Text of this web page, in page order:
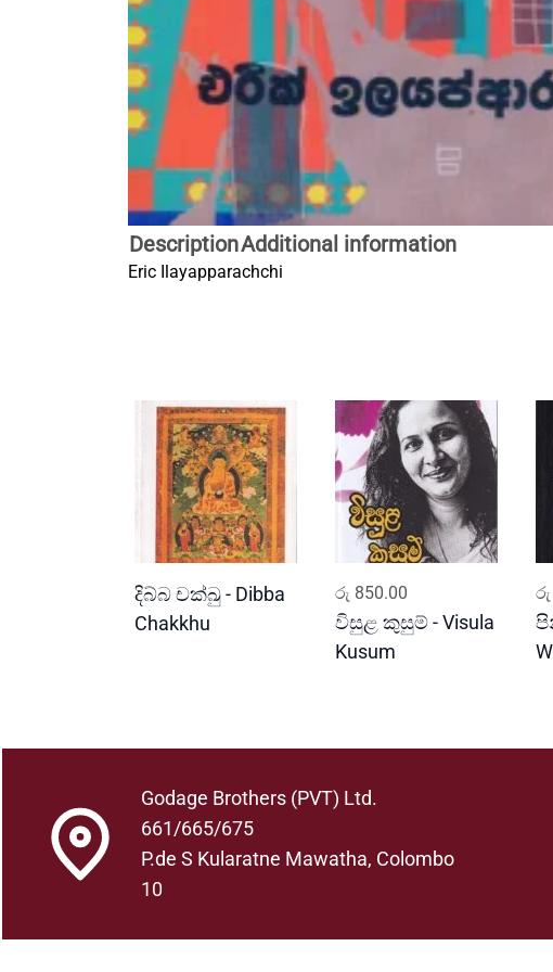
DescriptionAdditional information
Eric Ilayapparachchi
දිබ්බ චක්ඛු - Dibba
Chakkhu
රු 850.00
විසුළ කුසුම් - Visula
Kusum
රු
Godage Brothers (PVT) Ltd.
661/665/675
P.de S Kularatne Mawatha, Colombo
10